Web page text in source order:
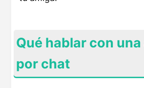
Qué hablar con
por chat